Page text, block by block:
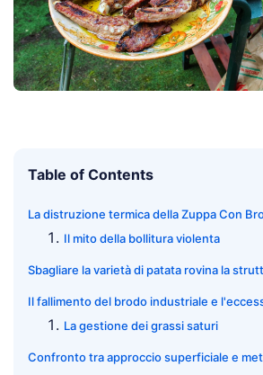
Table of Contents
La distruzione termica della Zuppa Con
Il mito della bollitura violenta
Sbagliare la varietà di patata rovina la
Il fallimento del brodo industriale e
La gestione dei grassi saturi
Confronto tra approccio superficiale e